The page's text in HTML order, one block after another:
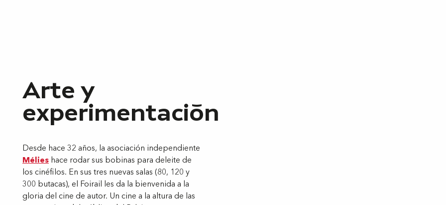
Arte y
experimentación
Desde hace 32 años, la asociación independiente
Mélies hace rodar sus bobinas para deleite de
los cinéfilos. En sus tres nuevas salas (80, 120 y
300 butacas), el Foirail les da la bienvenida a la
gloria del cine de autor. Un cine a la altura de las